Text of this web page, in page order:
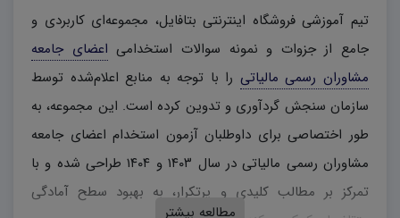
تیم آموزشی فروشگاه اینترنتی بتافایل، مجموعه‌ای کاربردی و
جامع از جزوات و نمونه سوالات استخدامی اعضای جامعه
مشاوران رسمی مالیاتی را با توجه به منابع اعلام‌شده توسط
سازمان سنجش گردآوری و تدوین کرده است. این مجموعه، به
طور اختصاصی برای داوطلبان آزمون استخدام اعضای جامعه
مشاوران رسمی مالیاتی در سال ۱۴۰۳ و ۱۴۰۴ طراحی شده و با
تمرکز بر مطالب کلیدی و پرتکرار، به بهبود سطح آمادگی
مطالعه بیشتر